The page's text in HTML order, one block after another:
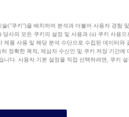
("쿠키")을 배치하여 분석과 더불어 사용자 경험
당사의 모든 쿠키의 설정 및 사용과 (ii) 쿠키 사용으
품 사용 및 해당 분석 수단으로 수집된 데이터와
정확한 목적, 제삼자 수신인 및 쿠키 저장 기간에
니다. 사용자 기본 설정을 직접 선택하려면, 쿠키 설